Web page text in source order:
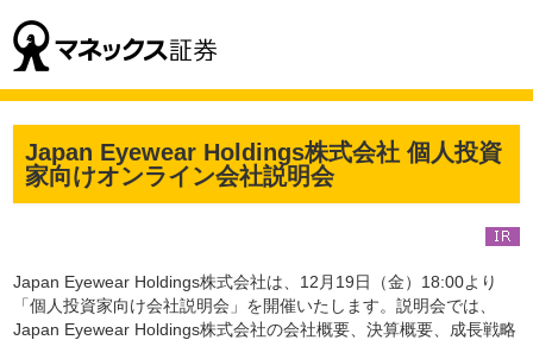
Japan Eyewear Holdings株式会社 個人投資
家向けオンライン会社説明会
Japan Eyewear Holdings株式会社は、12月19日（金）18:00より
「個人投資家向け会社説明会」を開催いたします。説明会では、
Japan Eyewear Holdings株式会社の会社概要、決算概要、成長戦略